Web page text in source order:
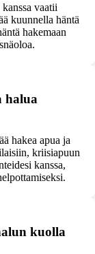
vaatii
kuunnella häntä
hakemaan
halua
hakea apua ja
kriisiapuun
kanssa,
kuolla